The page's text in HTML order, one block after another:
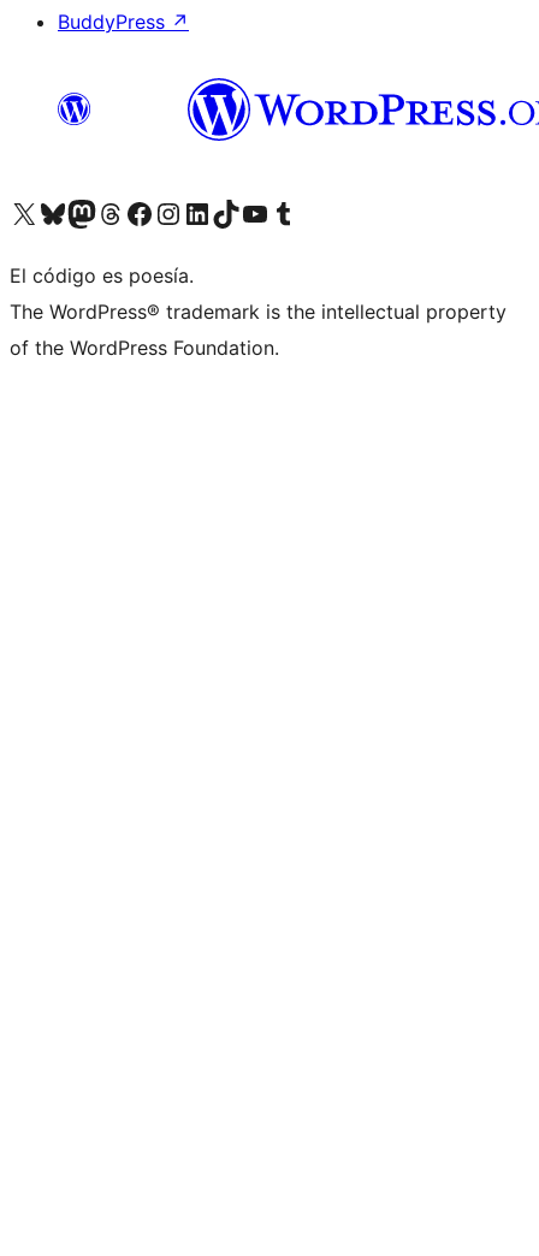
BuddyPress ↗
Visita nuestra cuenta de X (anteriormente Twitter)
Visita nuestra cuenta de Bluesky
Visita nuestra cuenta de Mastodon
Visita nuestra cuenta de Threads
Visita nuestra página de Facebook
Visita nuestra cuenta de Instagram
Visita nuestra cuenta de LinkedIn
Visita nuestra cuenta de TikTok
Visita nuestro canal de YouTube
Visita nuestra cuenta de Tumblr
El código es poesía.
The WordPress® trademark is the intellectual property
of the WordPress Foundation.